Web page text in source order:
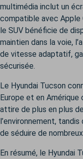
multimédia inclut un
compatible avec Apple
le SUV bénéficie de
maintien dans la voie,
de vitesse adaptatif,
sécurisée.
Le Hyundai Tucson
Europe et en Amérique
attire de plus en plus
l’environnement,
de séduire de
En résumé, le Hyundai